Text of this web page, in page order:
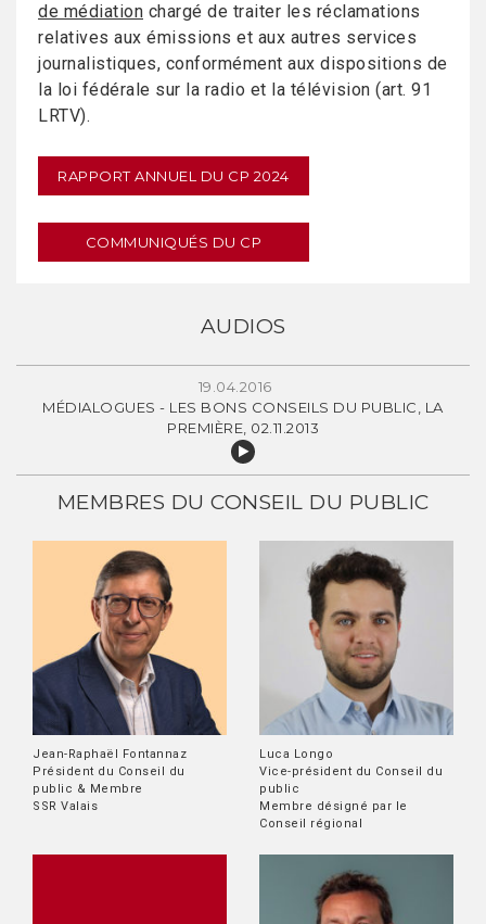
de médiation chargé de traiter les réclamations
relatives aux émissions et aux autres services
journalistiques, conformément aux dispositions de
la loi fédérale sur la radio et la télévision (art. 91
LRTV).
RAPPORT ANNUEL DU CP 2024
COMMUNIQUÉS DU CP
AUDIOS
19.04.2016
MÉDIALOGUES - LES BONS CONSEILS DU PUBLIC, LA
PREMIÈRE, 02.11.2013
MEMBRES DU CONSEIL DU PUBLIC
Jean-Raphaël Fontannaz
Président du Conseil du
public & Membre
SSR Valais
Luca Longo
Vice-président du Conseil du
public
Membre désigné par le
Conseil régional